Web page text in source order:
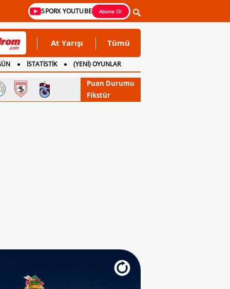
SPORX YOUTUBE Abone Ol
At Yarışı Tümü
İSTATİSTİK (YENİ) OYUNLAR
Puan Durumu
Fikstür